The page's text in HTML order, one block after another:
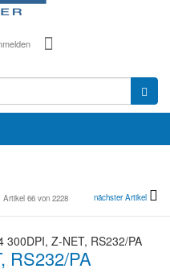
Artikel 66 von 2228 nächster Artikel
RS232/PA